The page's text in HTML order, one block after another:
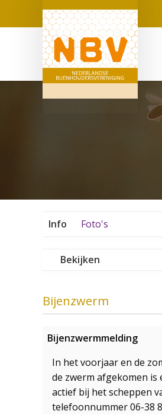
Info Foto's
Bekijken
Bijenzwerm
Bijenzwermmelding
In het voorjaar en de
de zwerm afgekomen is
actief bij het scheppen
telefoonnummer 06-38